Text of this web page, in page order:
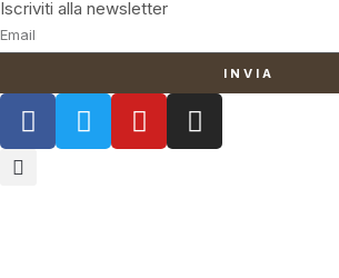
Iscriviti alla newsletter
INVIA